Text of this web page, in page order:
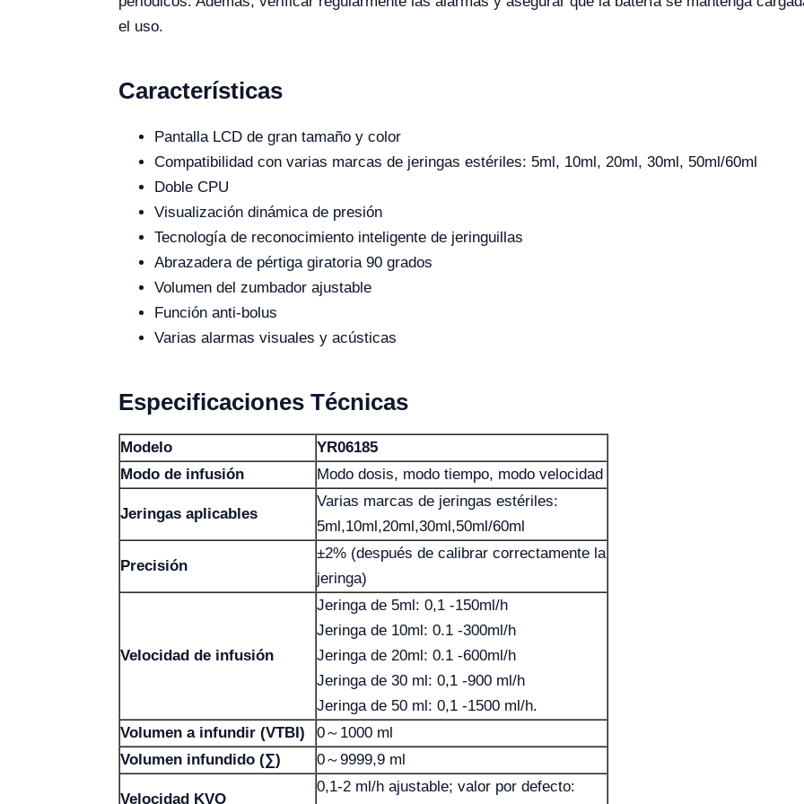
el uso.
Características
Pantalla LCD de gran tamaño y color
Compatibilidad con varias marcas de jeringas estériles: 5ml, 10ml, 20ml, 30ml, 50ml/60ml
Doble CPU
Visualización dinámica de presión
Tecnología de reconocimiento inteligente de jeringuillas
Abrazadera de pértiga giratoria 90 grados
Volumen del zumbador ajustable
Función anti-bolus
Varias alarmas visuales y acústicas
Especificaciones Técnicas
Modelo
YR06185
Modo de infusión
Modo dosis, modo tiempo, modo velocidad
Jeringas aplicables
Varias marcas de jeringas estériles:
5ml,10ml,20ml,30ml,50ml/60ml
Precisión
±2% (después de calibrar correctamente la
jeringa)
Velocidad de infusión
Jeringa de 5ml: 0,1 -150ml/h
Jeringa de 10ml: 0.1 -300ml/h
Jeringa de 20ml: 0.1 -600ml/h
Jeringa de 30 ml: 0,1 -900 ml/h
Jeringa de 50 ml: 0,1 -1500 ml/h.
Volumen a infundir (VTBI)
0～1000 ml
Volumen infundido (∑)
0～9999,9 ml
Velocidad KVO
0,1-2 ml/h ajustable; valor por defecto: